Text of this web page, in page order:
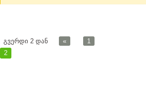
გვერდი 2 დან «
1
2